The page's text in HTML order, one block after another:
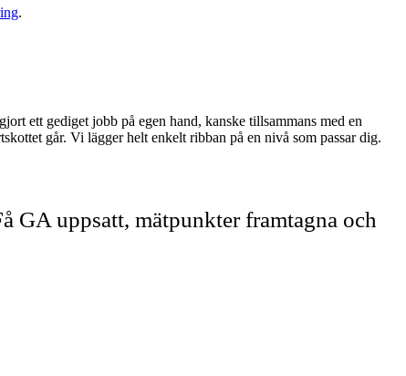
.
ett gediget jobb på egen hand, kanske tillsammans med en
går. Vi lägger helt enkelt ribban på en nivå som passar dig.
GA uppsatt, mätpunkter framtagna och